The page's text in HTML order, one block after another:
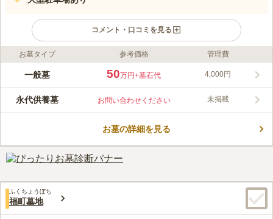
コメント・口コミを見る
ライフドット編集部のコメント
約1,800区画ある広大な敷地を持つ霊園で、目の前にはバス停が
た土地なので全体的に日当たりが良く、空が広く感じられます。
設備も充実しており、管理事務所、トイレ、休憩所など、長時間
限は特になく、どなたでも利用することができます。
この霊園はまだ誰からも評価されていません。
お墓タイプ 参考価格 管理費
一般墓 50万円+墓石代 4,000円
永代供養墓 お問い合わせください 未掲載
お墓の詳細を見る
ふくちょうぼち
福町墓地